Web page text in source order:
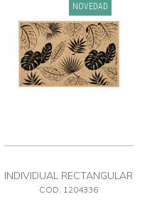
NOVEDAD
INDIVIDUAL RECTANGULAR
ESTAMPADO
COD: 1204336